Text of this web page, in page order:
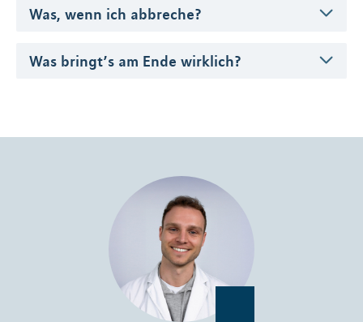
Was, wenn ich abbreche?
Was bringt’s am Ende wirklich?